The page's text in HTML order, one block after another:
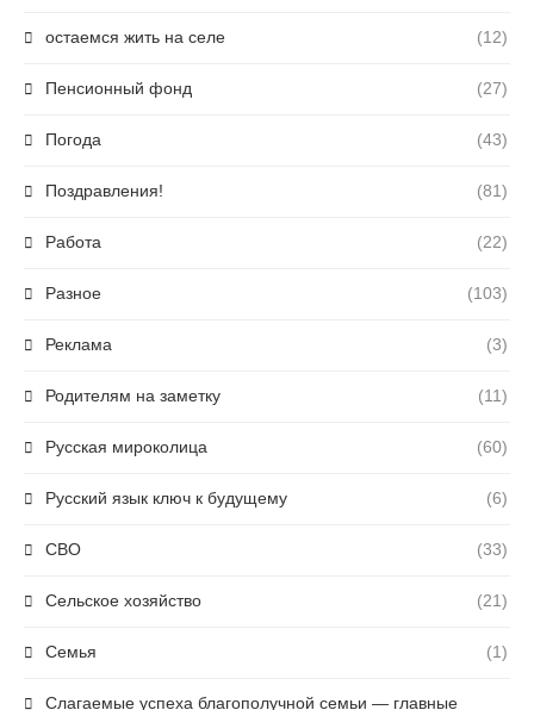
остаемся жить на селе (12)
Пенсионный фонд (27)
Погода (43)
Поздравления! (81)
Работа (22)
Разное (103)
Реклама (3)
Родителям на заметку (11)
Русская мироколица (60)
Русский язык ключ к будущему (6)
СВО (33)
Сельское хозяйство (21)
Семья (1)
Слагаемые успеха благополучной семьи — главные